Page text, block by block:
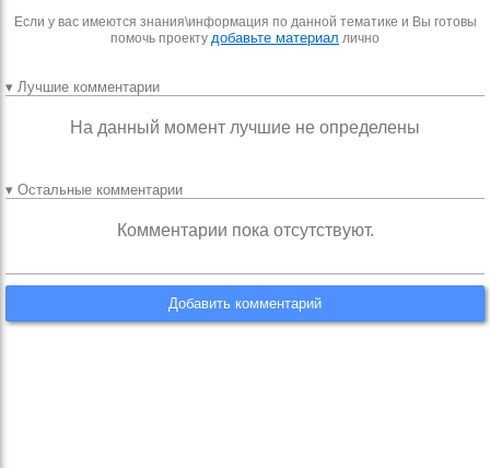
Если у вас имеются знания\информация по данной тематике и Вы готовы
помочь проекту добавьте материал лично
▾ Лучшие комментарии
На данный момент лучшие не определены
▾ Остальные комментарии
Комментарии пока отсутствуют.
Добавить комментарий